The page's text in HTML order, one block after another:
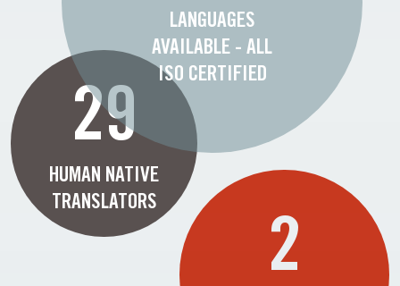
29
HUMAN NATIVE
TRANSLATORS
2
LANGUAGES
AVAILABLE - ALL
ISO CERTIFIED